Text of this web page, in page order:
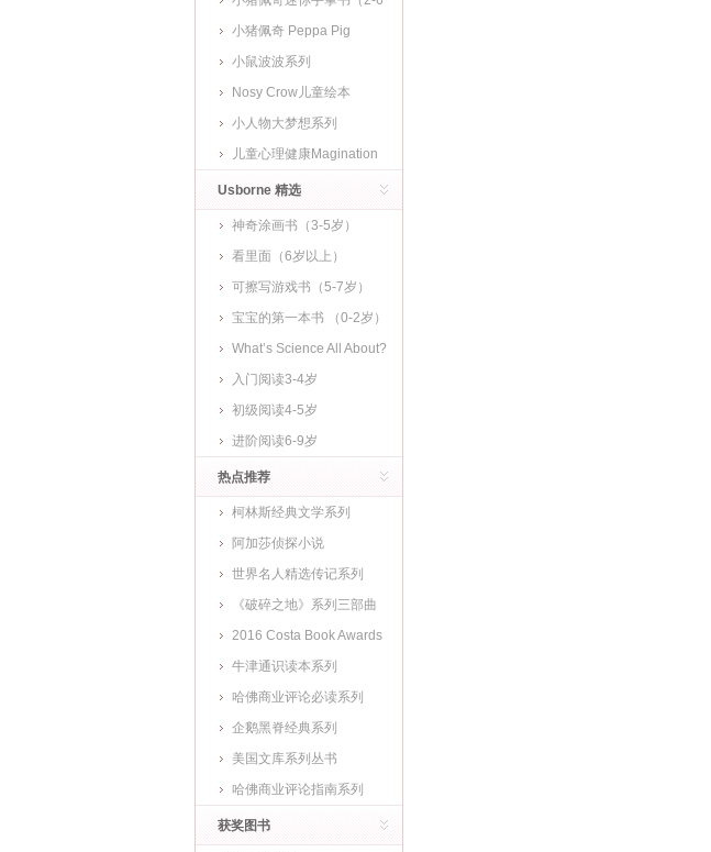
岁)
小猪佩奇 Peppa Pig
小鼠波波系列
Nosy Crow儿童绘本
小人物大梦想系列
儿童心理健康Magination
Press
Usborne 精选
神奇涂画书（3-5岁）
看里面（6岁以上）
可擦写游戏书（5-7岁）
宝宝的第一本书 （0-2岁）
What’s Science All About?
入门阅读3-4岁
初级阅读4-5岁
进阶阅读6-9岁
热点推荐
柯林斯经典文学系列
阿加莎侦探小说
世界名人精选传记系列
《破碎之地》系列三部曲
2016 Costa Book Awards
牛津通识读本系列
哈佛商业评论必读系列
企鹅黑脊经典系列
美国文库系列丛书
哈佛商业评论指南系列
获奖图书